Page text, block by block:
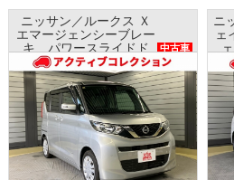
ニッサン／ルークス Ｘ
エマージェンシーブレー
キ パワースライドド
ア ナビ 全方位モニタ
ー AAC
中古車
ニ
ェ